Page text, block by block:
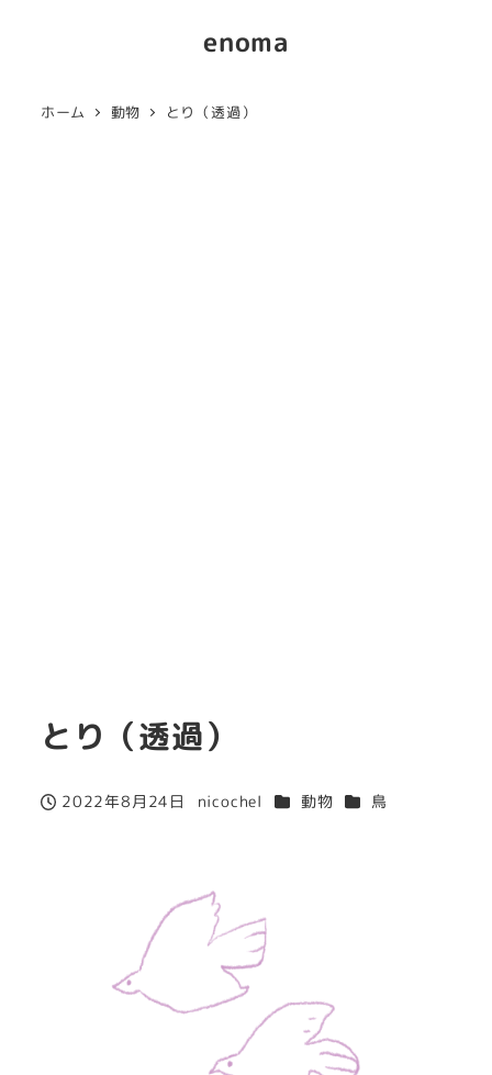
enoma
ホーム 動物 とり（透過）
とり（透過）
投稿日
2022年8月24日
著
nicochel カテゴリー
動物 カテゴリー
鳥